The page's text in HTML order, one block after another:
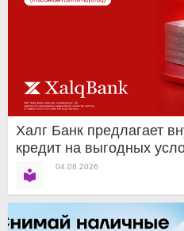
Халг Банк предлагает
кредит на выгодных
04.08.2026